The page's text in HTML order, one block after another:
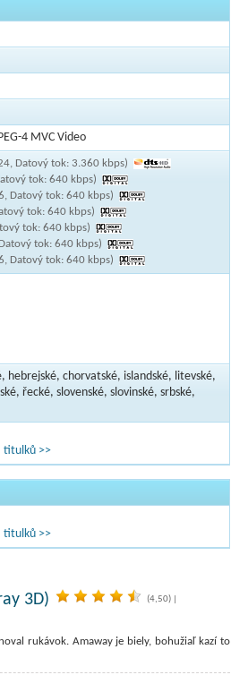
4 MVC Video
Datový tok: 3.360 kbps)
tok: 640 kbps)
Datový tok: 640 kbps)
tok: 640 kbps)
tok: 640 kbps)
tok: 640 kbps)
Datový tok: 640 kbps)
hebrejské, chorvatské, islandské, litevské,
řecké, slovenské, slovinské, srbské,
titulků >>
titulků >>
3D) (4,50)|
rukávok. Amaway je biely, bohužiaľ kazí to